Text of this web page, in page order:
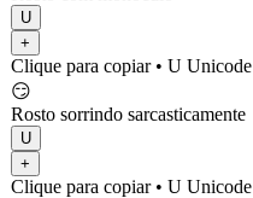
U
+
Clique para copiar• U Unicode
😏
Rosto sorrindo sarcasticamente
U
+
Clique para copiar• U Unicode